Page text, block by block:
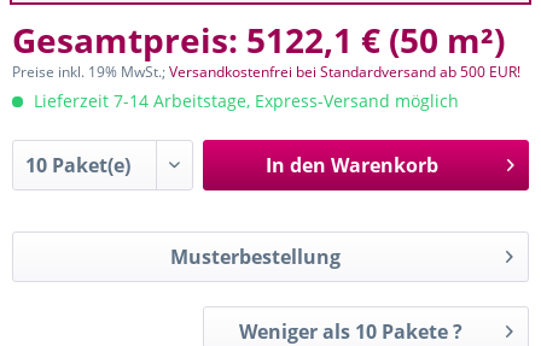
Gesamtpreis: 5122,1 € (50 m²)
Preise inkl. 19% MwSt.;Versandkostenfrei bei Standardversand ab 500 EUR!
Lieferzeit 7-14 Arbeitstage, Express-Versand möglich
In den Warenkorb
Musterbestellung
Weniger als 10 Pakete ?